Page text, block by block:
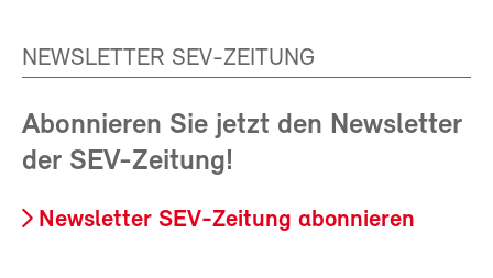
NEWSLETTER SEV-ZEITUNG
Abonnieren Sie jetzt den Newsletter
der SEV-Zeitung!
Newsletter SEV-Zeitung abonnieren